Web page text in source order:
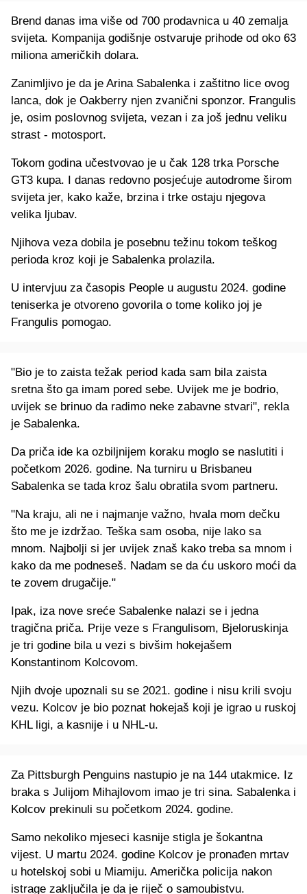
Brend danas ima više od 700 prodavnica u 40 zemalja
svijeta. Kompanija godišnje ostvaruje prihode od oko 63
miliona američkih dolara.
Zanimljivo je da je Arina Sabalenka i zaštitno lice ovog
lanca, dok je Oakberry njen zvanični sponzor. Frangulis
je, osim poslovnog svijeta, vezan i za još jednu veliku
strast - motosport.
Tokom godina učestvovao je u čak 128 trka Porsche
GT3 kupa. I danas redovno posjećuje autodrome širom
svijeta jer, kako kaže, brzina i trke ostaju njegova
velika ljubav.
Njihova veza dobila je posebnu težinu tokom teškog
perioda kroz koji je Sabalenka prolazila.
U intervjuu za časopis People u augustu 2024. godine
teniserka je otvoreno govorila o tome koliko joj je
Frangulis pomogao.
"Bio je to zaista težak period kada sam bila zaista
sretna što ga imam pored sebe. Uvijek me je bodrio,
uvijek se brinuo da radimo neke zabavne stvari", rekla
je Sabalenka.
Da priča ide ka ozbiljnijem koraku moglo se naslutiti i
početkom 2026. godine. Na turniru u Brisbaneu
Sabalenka se tada kroz šalu obratila svom partneru.
"Na kraju, ali ne i najmanje važno, hvala mom dečku
što me je izdržao. Teška sam osoba, nije lako sa
mnom. Najbolji si jer uvijek znaš kako treba sa mnom i
kako da me podneseš. Nadam se da ću uskoro moći da
te zovem drugačije."
Ipak, iza nove sreće Sabalenke nalazi se i jedna
tragična priča. Prije veze s Frangulisom, Bjeloruskinja
je tri godine bila u vezi s bivšim hokejašem
Konstantinom Kolcovom.
Njih dvoje upoznali su se 2021. godine i nisu krili svoju
vezu. Kolcov je bio poznat hokejaš koji je igrao u ruskoj
KHL ligi, a kasnije i u NHL-u.
Za Pittsburgh Penguins nastupio je na 144 utakmice. Iz
braka s Julijom Mihajlovom imao je tri sina. Sabalenka i
Kolcov prekinuli su početkom 2024. godine.
Samo nekoliko mjeseci kasnije stigla je šokantna
vijest. U martu 2024. godine Kolcov je pronađen mrtav
u hotelskoj sobi u Miamiju. Američka policija nakon
istrage zaključila je da je riječ o samoubistvu.